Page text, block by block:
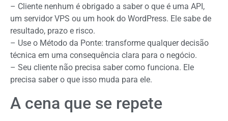
– Cliente nenhum é obrigado a saber o que é uma API,
um servidor VPS ou um hook do WordPress. Ele sabe de
resultado, prazo e risco.
– Use o Método da Ponte: transforme qualquer decisão
técnica em uma consequência clara para o negócio.
– Seu cliente não precisa sabercomo funciona. Ele
precisa sabero que isso muda para ele.
A cena que se repete